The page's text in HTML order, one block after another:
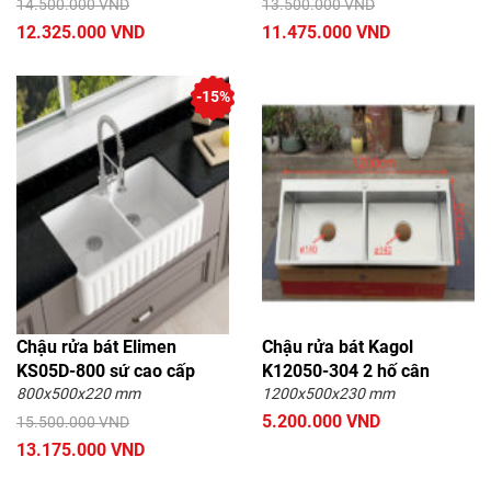
14.500.000 VND
12.325.000 VND
13.500.000 VND
11.475.000 VND
Chậu rửa bát Elimen
KS05D-800 sứ cao cấp
800x500x220 mm
15.500.000 VND
13.175.000 VND
-15%
Chậu rửa bát Kagol
K12050-304 2 hố cân
1200x500x230 mm
5.200.000 VND